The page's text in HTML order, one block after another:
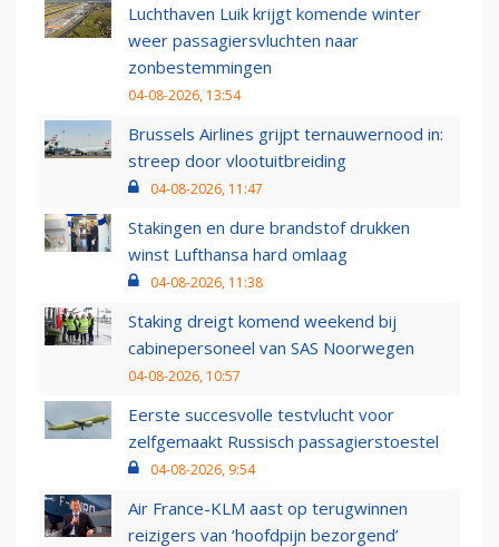
Luchthaven Luik krijgt komende winter
weer passagiersvluchten naar
zonbestemmingen
04-08-2026, 13:54
Brussels Airlines grijpt ternauwernood in:
streep door vlootuitbreiding
04-08-2026, 11:47
Stakingen en dure brandstof drukken
winst Lufthansa hard omlaag
04-08-2026, 11:38
Staking dreigt komend weekend bij
cabinepersoneel van SAS Noorwegen
04-08-2026, 10:57
Eerste succesvolle testvlucht voor
zelfgemaakt Russisch passagierstoestel
04-08-2026, 9:54
Air France-KLM aast op terugwinnen
reizigers van ‘hoofdpijn bezorgend’